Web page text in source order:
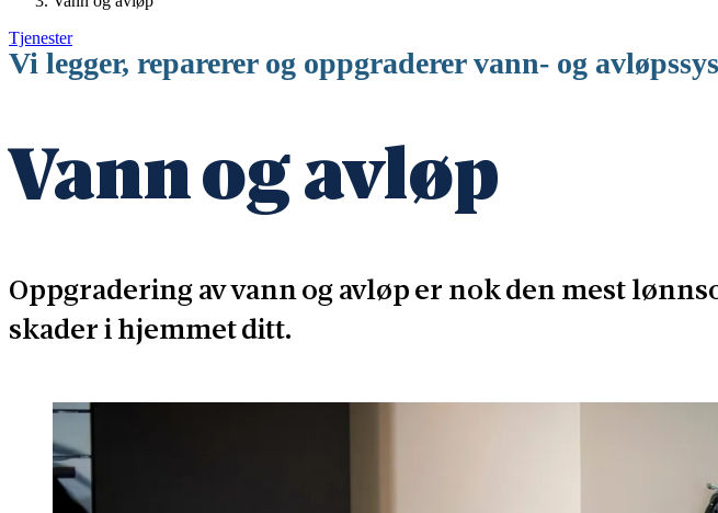
Tjenester
Vi legger, reparerer og oppgraderer vann- og
Vann og avløp
Oppgradering av vann og avløp er nok den mest
skader i hjemmet ditt.